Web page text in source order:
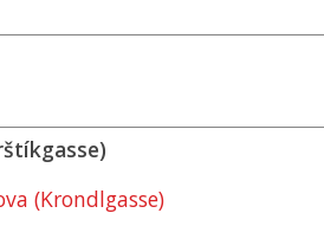
(Krondlgasse)